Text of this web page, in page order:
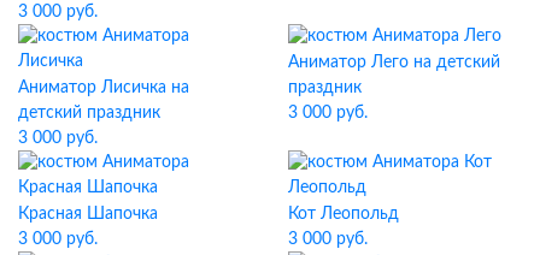
3 000 руб.
Аниматор Лисичка на
детский праздник
3 000 руб.
Аниматор Лего на детский
праздник
3 000 руб.
Красная Шапочка
3 000 руб.
Кот Леопольд
3 000 руб.